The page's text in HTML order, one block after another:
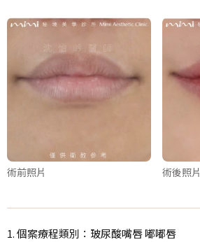
術前照片 術後照片
1. 個案療程類別：玻尿酸嘴唇 嘟嘟唇